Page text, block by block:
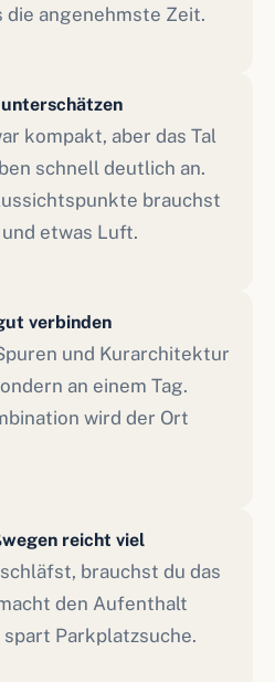
die angenehmste Zeit.
kompakt, aber das Tal
schnell deutlich an.
brauchst
etwas Luft.
verbinden
und Kurarchitektur
an einem Tag.
wird der Ort
reicht viel
brauchst du das
den Aufenthalt
Parkplatzsuche.